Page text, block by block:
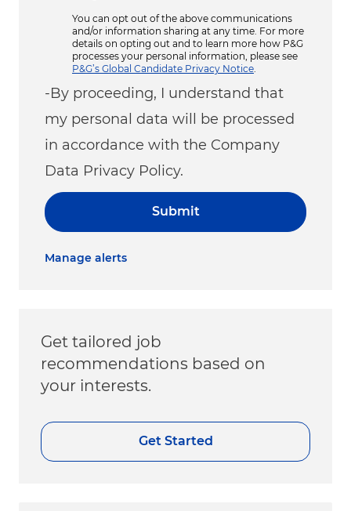
You can opt out of the above communications
and/or information sharing at any time. For more
details on opting out and to learn more how P&G
processes your personal information, please see
P&G’s Global Candidate Privacy Notice
-By proceeding, I understand that
my personal data will be processed
in accordance with the Company
Data Privacy Policy.
Submit
Manage alerts
Get tailored job
recommendations based on
your interests.
Get Started